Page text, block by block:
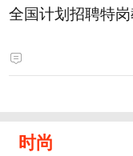
全国计划招聘特
时尚